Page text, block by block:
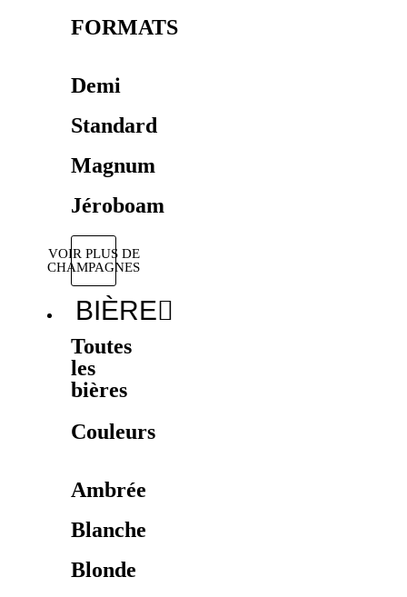
FORMATS
Demi
Standard
Magnum
Jéroboam
VOIR PLUS DE
CHAMPAGNES
BIÈRE
Toutes
les
bières
Couleurs
Ambrée
Blanche
Blonde